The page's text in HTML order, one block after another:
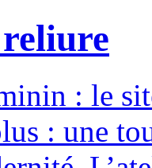
: le
: une